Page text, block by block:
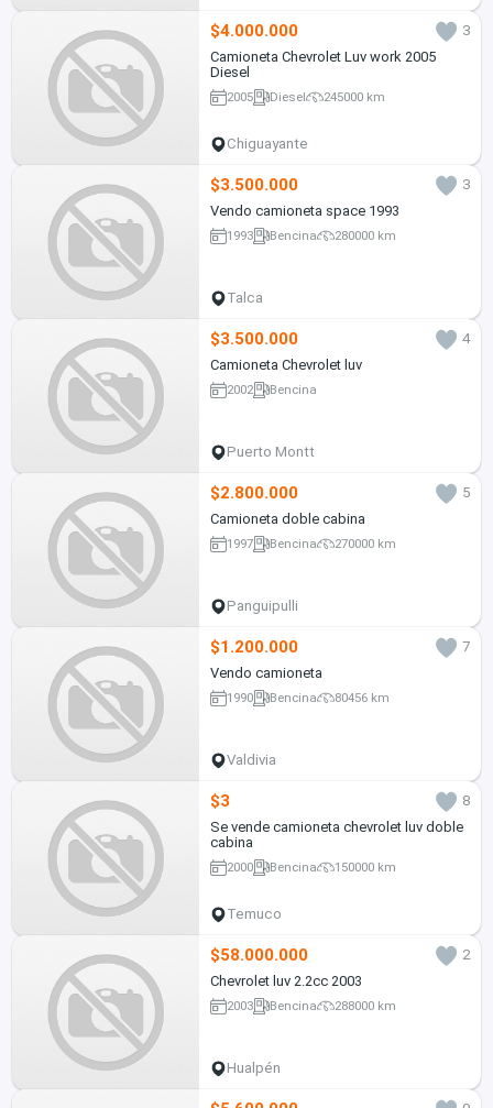
$4.000.000
3
Camioneta Chevrolet Luv work 2005
Diesel
2005 Diesel 245000 km
Chiguayante
$3.500.000
3
Vendo camioneta space 1993
1993 Bencina 280000 km
Talca
$3.500.000
4
Camioneta Chevrolet luv
2002 Bencina
Puerto Montt
$2.800.000
5
Camioneta doble cabina
1997 Bencina 270000 km
Panguipulli
$1.200.000
7
Vendo camioneta
1990 Bencina 80456 km
Valdivia
$3
8
Se vende camioneta chevrolet luv doble
cabina
2000 Bencina 150000 km
Temuco
$58.000.000
2
Chevrolet luv 2.2cc 2003
2003 Bencina 288000 km
Hualpén